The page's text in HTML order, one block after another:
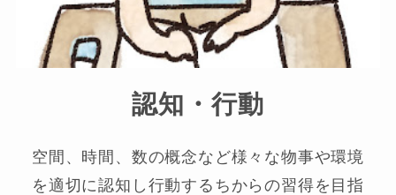
認知・行動
空間、時間、数の概念など様々な物事や環境
を適切に認知し行動するちからの習得を目指